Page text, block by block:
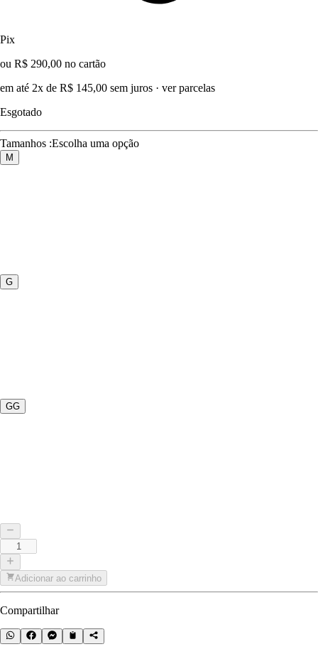
Pix
ou R$ 290,00 no cartão
em até 2x de R$ 145,00 sem juros · ver parcelas
Esgotado
Tamanhos :Escolha uma opção
M
G
GG
Adicionar ao carrinho
Compartilhar